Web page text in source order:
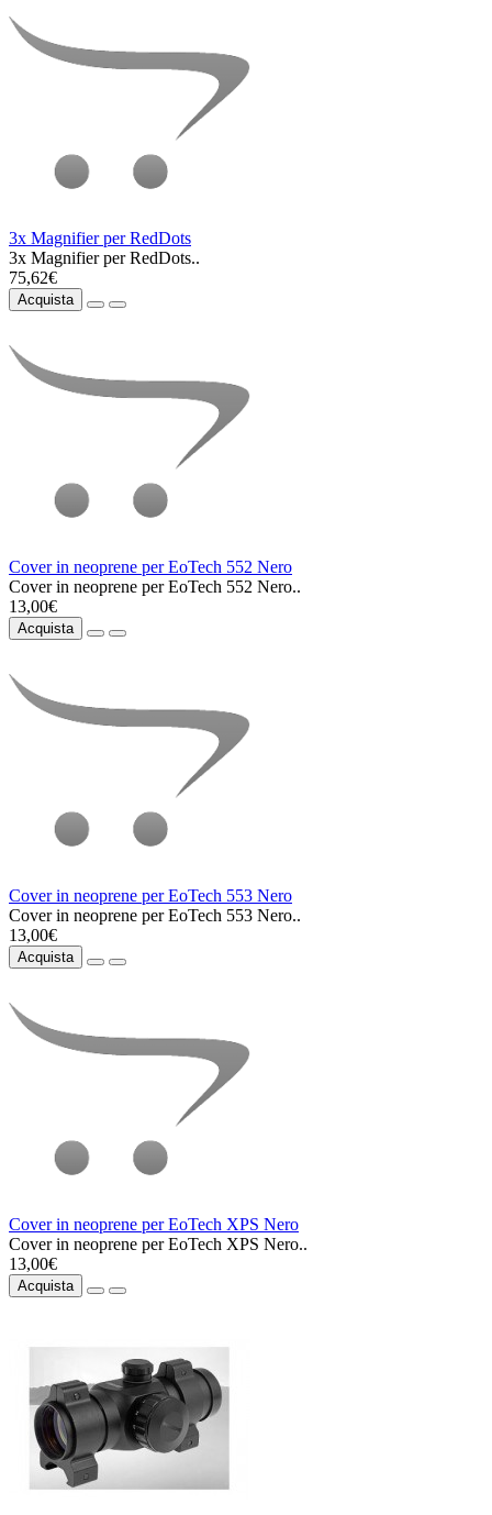
3x Magnifier per RedDots
3x Magnifier per RedDots..
75,62€
Acquista
Cover in neoprene per EoTech 552 Nero
Cover in neoprene per EoTech 552 Nero..
13,00€
Acquista
Cover in neoprene per EoTech 553 Nero
Cover in neoprene per EoTech 553 Nero..
13,00€
Acquista
Cover in neoprene per EoTech XPS Nero
Cover in neoprene per EoTech XPS Nero..
13,00€
Acquista